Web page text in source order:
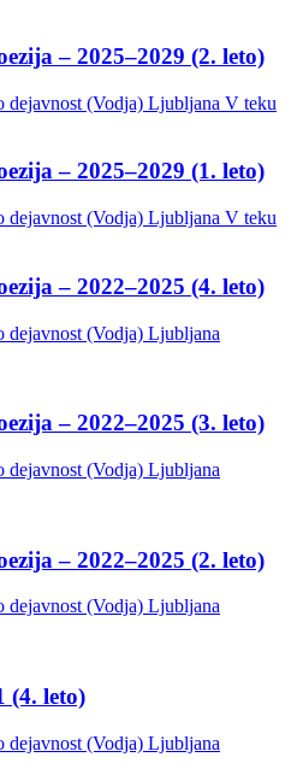
– 2025–2029 (2. leto)
dejavnost (Vodja) Ljubljana V teku
– 2025–2029 (1. leto)
dejavnost (Vodja) Ljubljana V teku
– 2022–2025 (4. leto)
dejavnost (Vodja) Ljubljana
– 2022–2025 (3. leto)
dejavnost (Vodja) Ljubljana
– 2022–2025 (2. leto)
dejavnost (Vodja) Ljubljana
(4. leto)
dejavnost (Vodja) Ljubljana